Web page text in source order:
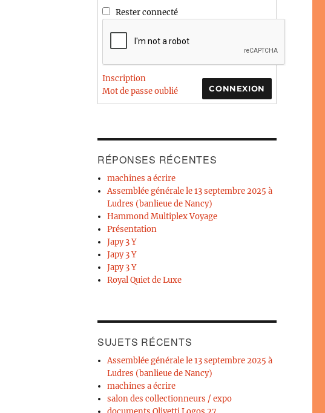
Rester connecté
CONNEXION
Inscription
Mot de passe oublié
RÉPONSES RÉCENTES
machines a écrire
Assemblée générale le 13 septembre 2025 à
Ludres (banlieue de Nancy)
Hammond Multiplex Voyage
Présentation
Japy 3 Y
Japy 3 Y
Japy 3 Y
Royal Quiet de Luxe
SUJETS RÉCENTS
Assemblée générale le 13 septembre 2025 à
Ludres (banlieue de Nancy)
machines a écrire
salon des collectionneurs / expo